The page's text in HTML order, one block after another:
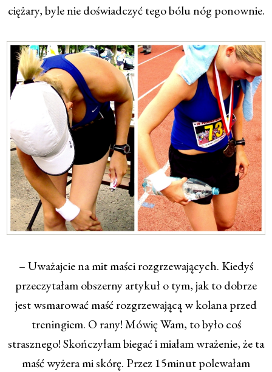
ciężary, byle nie doświadczyć tego bólu nóg ponownie.
– Uważajcie na mit maści rozgrzewających. Kiedyś
przeczytałam obszerny artykuł o tym, jak to dobrze
jest wsmarować maść rozgrzewającą w kolana przed
treningiem. O rany! Mówię Wam, to było coś
strasznego! Skończyłam biegać i miałam wrażenie, że ta
maść wyżera mi skórę. Przez 15minut polewałam